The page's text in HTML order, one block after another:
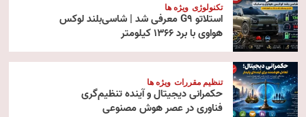
تکنولوژی ویژه ها
استلاتو G9 معرفی شد | شاسی‌بلند لوکس
هواوی با برد ۱۳۶۶ کیلومتر
تنظیم مقررات ویژه ها
حکمرانی دیجیتال و آینده تنظیم‌گری
فناوری در عصر هوش مصنوعی